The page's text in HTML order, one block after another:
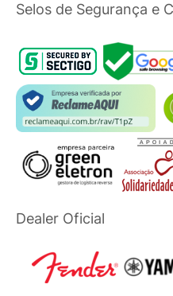
Selos de Segurança e
Dealer Oficial